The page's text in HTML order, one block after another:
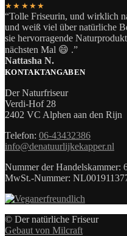
★★★★★
“Tolle Friseurin, und wirklich
und weiß viel über natürliche
sie hervorragende
nächsten Mal 😄 .”
Nattasha N.
KONTAKTANGABEN
Der Naturfriseur
Verdi-Hof 28
2402 VC Alphen aan den Rijn
Telefon: 06-43432386
info@denatuurlijkekapper.nl
Nummer der Handelskammer:
MwSt.-Nummer:
© Der natürliche Friseur
Gebaut von Milcraft